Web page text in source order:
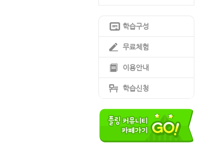
학습구성
무료체험
이용안내
학습신청